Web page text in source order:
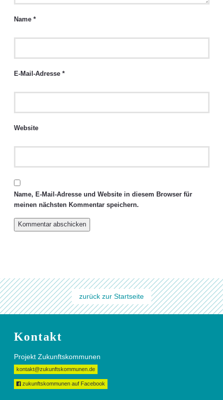
Name *
E-Mail-Adresse *
Website
Name, E-Mail-Adresse und Website in diesem Browser für
meinen nächsten Kommentar speichern.
zurück zur Startseite
Kontakt
Projekt Zukunftskommunen
kontakt@zukunftskommunen.de
zukunftskommunen auf Facebook